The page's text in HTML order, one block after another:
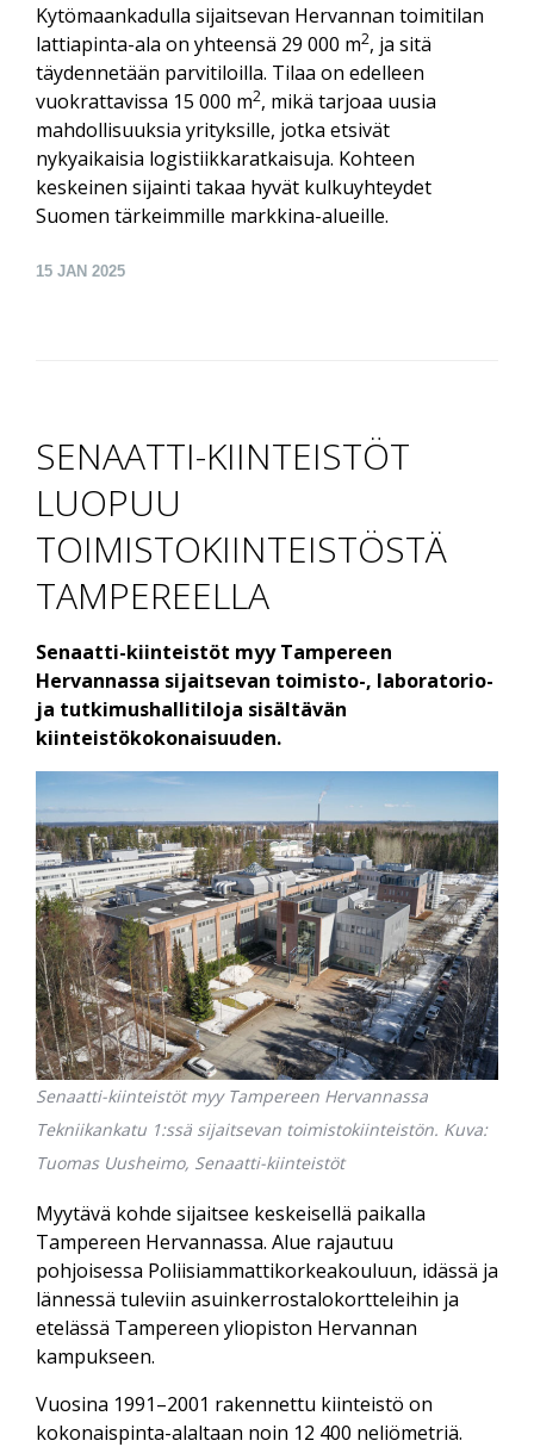
Kytömaankadulla sijaitsevan Hervannan toimitilan
lattiapinta-ala on yhteensä 29 000 m2, ja sitä
täydennetään parvitiloilla. Tilaa on edelleen
vuokrattavissa 15 000 m2, mikä tarjoaa uusia
mahdollisuuksia yrityksille, jotka etsivät
nykyaikaisia logistiikkaratkaisuja. Kohteen
keskeinen sijainti takaa hyvät kulkuyhteydet
Suomen tärkeimmille markkina-alueille.
15 JAN 2025
SENAATTI-KIINTEISTÖT
LUOPUU
TOIMISTOKIINTEISTÖSTÄ
TAMPEREELLA
Senaatti-kiinteistöt myy Tampereen
Hervannassa sijaitsevan toimisto-, laboratorio-
ja tutkimushallitiloja sisältävän
kiinteistökokonaisuuden.
Senaatti-kiinteistöt myy Tampereen Hervannassa
Tekniikankatu 1:ssä sijaitsevan toimistokiinteistön. Kuva:
Tuomas Uusheimo, Senaatti-kiinteistöt
Myytävä kohde sijaitsee keskeisellä paikalla
Tampereen Hervannassa. Alue rajautuu
pohjoisessa Poliisiammatti­korkeakouluun, idässä ja
lännessä tuleviin asuin­kerrostalo­kortteleihin ja
etelässä Tampereen yliopiston Hervannan
kampukseen.
Vuosina 1991–2001 rakennettu kiinteistö on
kokonais­pinta-alaltaan noin 12 400 neliömetriä.